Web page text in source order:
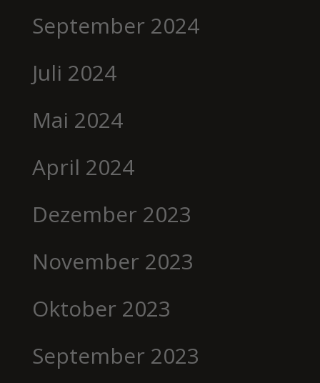
September 2024
Juli 2024
Mai 2024
April 2024
Dezember 2023
November 2023
Oktober 2023
September 2023